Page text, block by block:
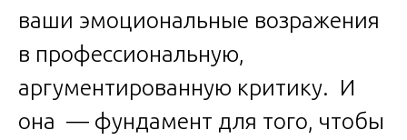
ваши эмоциональные возражения
в профессиональную,
аргументированную критику. И
она — фундамент для того, чтобы